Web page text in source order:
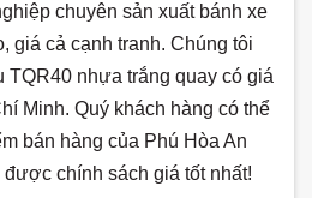
chuyên sản xuất bánh xe
giá cả cạnh tranh. Chúng tôi
TQR40 nhựa trắng quay có giá
Minh. Quý khách hàng có thể
bán hàng của Phú Hòa An
chính sách giá tốt nhất!